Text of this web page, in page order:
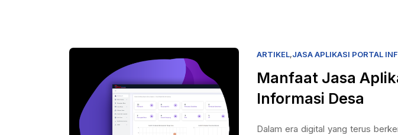
ARTIKEL,JASA APLIKASI PORTAL
Manfaat Jasa
Informasi Desa
Dalam era digital yang terus